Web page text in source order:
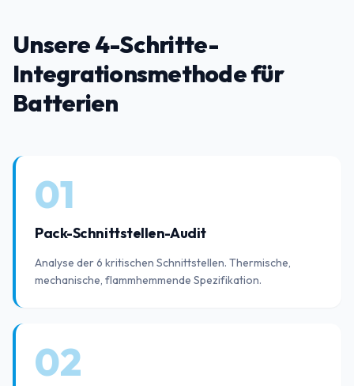
Unsere 4-Schritte-
Integrationsmethode für
Batterien
01
Pack-Schnittstellen-Audit
Analyse der 6 kritischen Schnittstellen. Thermische,
mechanische, flammhemmende Spezifikation.
02